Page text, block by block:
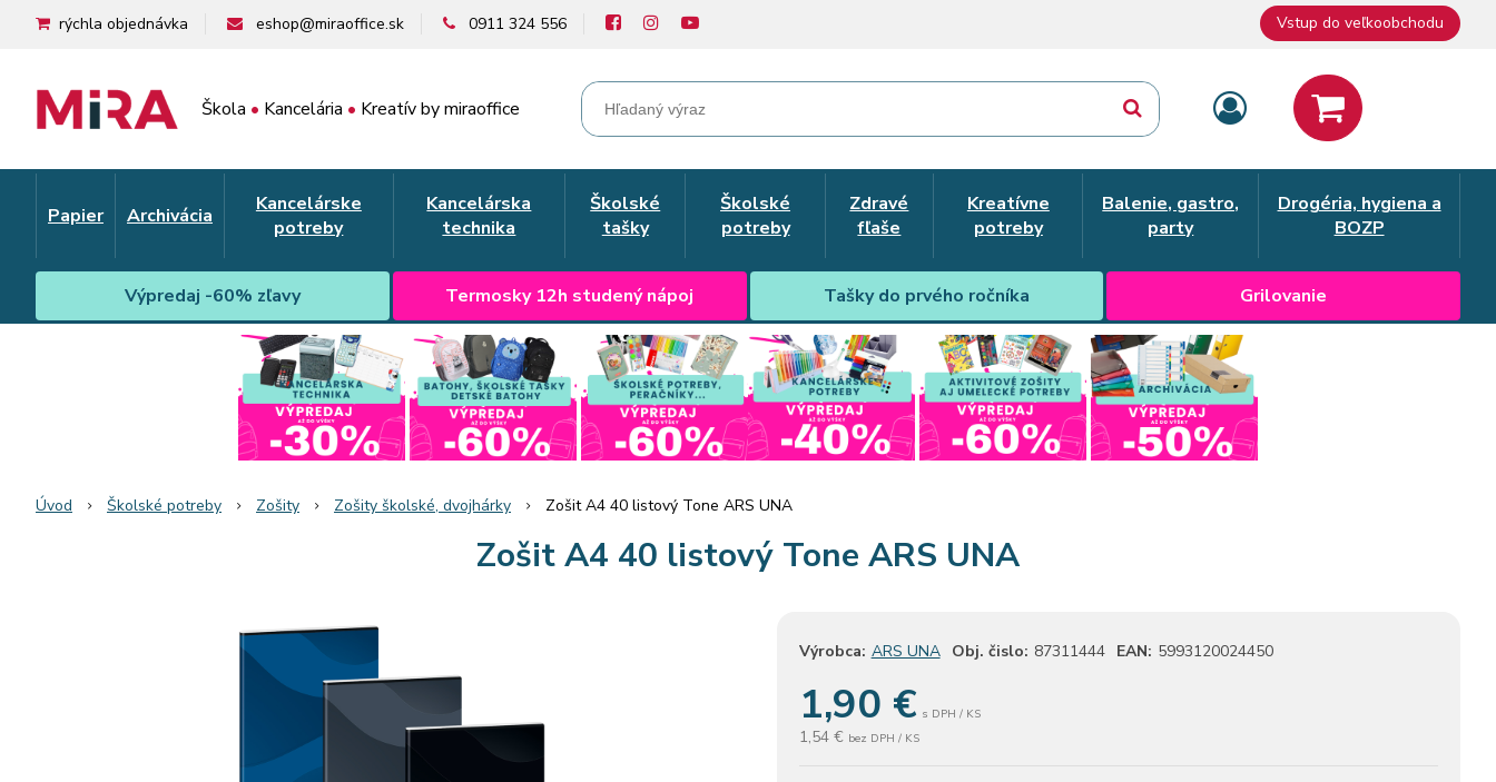
Škola • Kancelária • Kreatív by miraoffice
rýchla objednávka eshop@miraoffice.sk 0911 324 556 Vstup do veľkoobchodu
Papier Archivácia
Kancelárske
potreby
Kancelárska
technika
Školské
tašky
Školské
potreby
Zdravé
fľaše
Kreatívne
potreby
Balenie, gastro,
party
Drogéria, hygiena a
BOZP
Výpredaj -60% zľavy Termosky 12h studený nápoj Tašky do prvého ročníka Grilovanie
Úvod Školské potreby Zošity Zošity školské, dvojhárky Zošit A4 40 listový Tone ARS UNA
Zošit A4 40 listový Tone ARS UNA
Výrobca: ARS UNA Obj. čislo: 87311444 EAN: 5993120024450
1,90 € s DPH / KS
1,54 € bez DPH / KS